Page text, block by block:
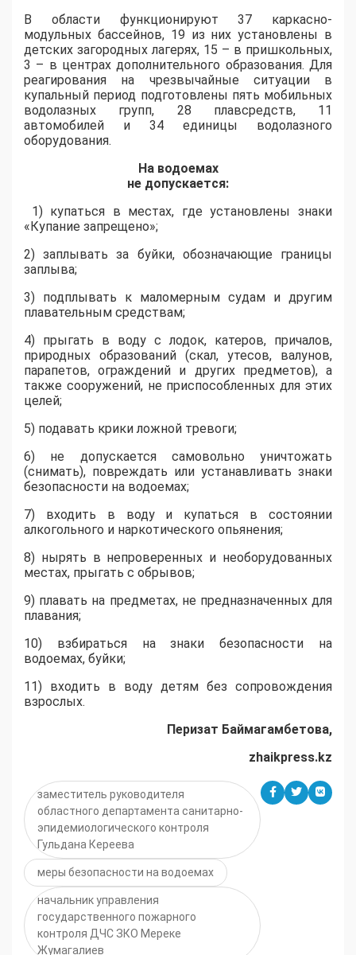
В области функционируют 37 каркасно-
модульных бассейнов, 19 из них установлены в
детских загородных лагерях, 15 – в пришкольных,
3 – в центрах дополнительного образования. Для
реагирования на чрезвычайные ситуации в
купальный период подготовлены пять мобильных
водолазных групп, 28 плавсредств, 11
автомобилей и 34 единицы водолазного
оборудования.
На водоемах
не допускается:
1) купаться в местах, где установлены знаки
«Купание запрещено»;
2) заплывать за буйки, обозначающие границы
заплыва;
3) подплывать к маломерным судам и другим
плавательным средствам;
4) прыгать в воду с лодок, катеров, причалов,
природных образований (скал, утесов, валунов,
парапетов, ограждений и других предметов), а
также сооружений, не приспособленных для этих
целей;
5) подавать крики ложной тревоги;
6) не допускается самовольно уничтожать
(снимать), повреждать или устанавливать знаки
безопасности на водоемах;
7) входить в воду и купаться в состоянии
алкогольного и наркотического опьянения;
8) нырять в непроверенных и необорудованных
местах, прыгать с обрывов;
9) плавать на предметах, не предназначенных для
плавания;
10) взбираться на знаки безопасности на
водоемах, буйки;
11) входить в воду детям без сопровождения
взрослых.
Перизат Баймагамбетова,
zhaikpress.kz
заместитель руководителя
областного департамента санитарно-
эпидемиологического контроля
Гульдана Кереева
меры безопасности на водоемах
начальник управления
государственного пожарного
контроля ДЧС ЗКО Мереке
Жумагалиев